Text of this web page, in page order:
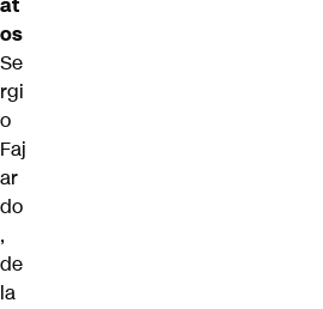
os
Se
rgi
o
Faj
ar
do
,
de
la